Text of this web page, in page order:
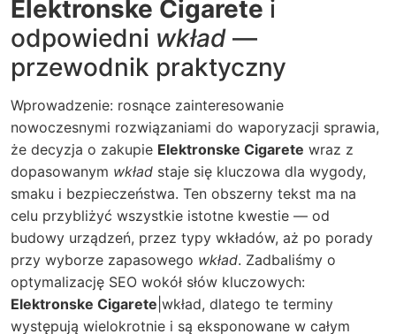
Elektronske Cigarete i
odpowiedni wkład —
przewodnik praktyczny
Wprowadzenie: rosnące zainteresowanie
nowoczesnymi rozwiązaniami do waporyzacji sprawia,
że decyzja o zakupie Elektronske Cigarete wraz z
dopasowanym wkład staje się kluczowa dla wygody,
smaku i bezpieczeństwa. Ten obszerny tekst ma na
celu przybliżyć wszystkie istotne kwestie — od
budowy urządzeń, przez typy wkładów, aż po porady
przy wyborze zapasowego wkład. Zadbaliśmy o
optymalizację SEO wokół słów kluczowych:
Elektronske Cigarete |wkład, dlatego te terminy
występują wielokrotnie i są eksponowane w całym